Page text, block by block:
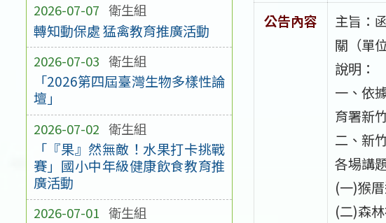
2026-07-07 衛生組
轉知動保處 猛禽教育推廣活動
2026-07-03 衛生組
「2026第四屆臺灣生物多樣性論
壇」
2026-07-02 衛生組
「『果』然無敵！水果打卡挑戰
賽」國小中年級健康飲食教育推
廣活動
2026-07-01 衛生組
公告內容
主旨：
關（單
說明：
一、依
育署新
二、新
各場講
(一)猴
(二)森